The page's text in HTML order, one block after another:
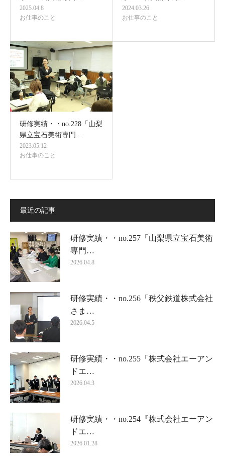
2025.04.8
お仕事のこと
2024.03.26
お仕事のこと
研修実績・・no.228「山梨
県立宝石美術専門…
2023.05.12
お仕事のこと
最近の記事
研修実績・・no.257「山梨県立宝石美術
専門…
2026.04.8
研修実績・・no.256「秩父鉄道株式会社
さま…
2026.04.5
研修実績・・no.255「株式会社エーアン
ドエ…
2026.04.3
研修実績・・no.254『株式会社エーアン
ドエ…
2026.01.28